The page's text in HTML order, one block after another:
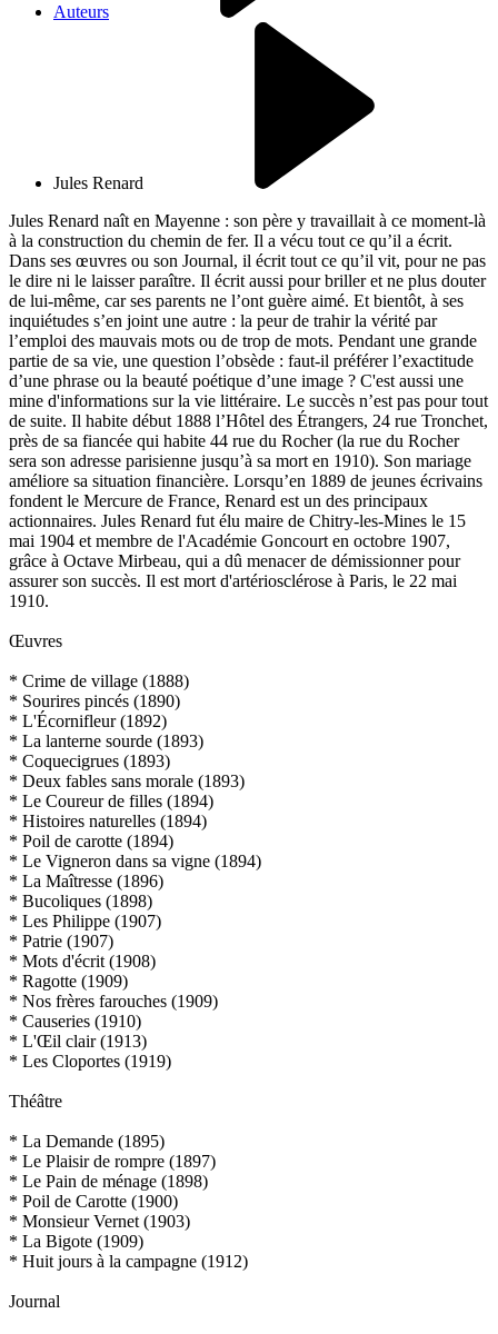
Auteurs
Jules Renard
Jules Renard naît en Mayenne : son père y travaillait à ce moment-là
à la construction du chemin de fer. Il a vécu tout ce qu’il a écrit.
Dans ses œuvres ou son Journal, il écrit tout ce qu’il vit, pour ne pas
le dire ni le laisser paraître. Il écrit aussi pour briller et ne plus douter
de lui-même, car ses parents ne l’ont guère aimé. Et bientôt, à ses
inquiétudes s’en joint une autre : la peur de trahir la vérité par
l’emploi des mauvais mots ou de trop de mots. Pendant une grande
partie de sa vie, une question l’obsède : faut-il préférer l’exactitude
d’une phrase ou la beauté poétique d’une image ? C'est aussi une
mine d'informations sur la vie littéraire. Le succès n’est pas pour tout
de suite. Il habite début 1888 l’Hôtel des Étrangers, 24 rue Tronchet,
près de sa fiancée qui habite 44 rue du Rocher (la rue du Rocher
sera son adresse parisienne jusqu’à sa mort en 1910). Son mariage
améliore sa situation financière. Lorsqu’en 1889 de jeunes écrivains
fondent le Mercure de France, Renard est un des principaux
actionnaires. Jules Renard fut élu maire de Chitry-les-Mines le 15
mai 1904 et membre de l'Académie Goncourt en octobre 1907,
grâce à Octave Mirbeau, qui a dû menacer de démissionner pour
assurer son succès. Il est mort d'artériosclérose à Paris, le 22 mai
1910.
Œuvres
* Crime de village (1888)
* Sourires pincés (1890)
* L'Écornifleur (1892)
* La lanterne sourde (1893)
* Coquecigrues (1893)
* Deux fables sans morale (1893)
* Le Coureur de filles (1894)
* Histoires naturelles (1894)
* Poil de carotte (1894)
* Le Vigneron dans sa vigne (1894)
* La Maîtresse (1896)
* Bucoliques (1898)
* Les Philippe (1907)
* Patrie (1907)
* Mots d'écrit (1908)
* Ragotte (1909)
* Nos frères farouches (1909)
* Causeries (1910)
* L'Œil clair (1913)
* Les Cloportes (1919)
Théâtre
* La Demande (1895)
* Le Plaisir de rompre (1897)
* Le Pain de ménage (1898)
* Poil de Carotte (1900)
* Monsieur Vernet (1903)
* La Bigote (1909)
* Huit jours à la campagne (1912)
Journal